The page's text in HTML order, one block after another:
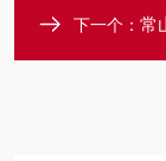
下一个： 常